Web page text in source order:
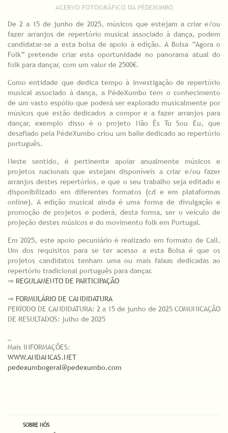
ACERVO FOTOGRÁFICO DA PÉDEXUMBO
De 2 a 15 de junho de 2025, músicos que estejam a criar e/ou
fazer arranjos de repertório musical associado à dança, podem
candidatar-se a esta bolsa de apoio à edição. A Bolsa “Agora o
Folk” pretende criar esta oportunidade no panorama atual do
folk para dançar, com um valor de 2500€.
Como entidade que dedica tempo à investigação de repertório
musical associado à dança, a PédeXumbo tem o conhecimento
de um vasto espólio que poderá ser explorado musicalmente por
músicos que estão dedicados a compor e a fazer arranjos para
dançar, exemplo disso é o projeto Não És Tu Sou Eu, que
desafiado pela PédeXumbo criou um baile dedicado ao repertório
português.
Neste sentido, é pertinente apoiar anualmente músicos e
projetos nacionais que estejam disponíveis a criar e/ou fazer
arranjos destes repertórios, e que o seu trabalho seja editado e
disponibilizado em diferentes formatos (cd e em plataformas
online). A edição musical ainda é uma forma de divulgação e
promoção de projetos e poderá, desta forma, ser o veículo de
projeção destes músicos e do movimento folk em Portugal.
Em 2025, este apoio pecuniário é realizado em formato de Call.
Um dos requisitos para se ter acesso a esta Bolsa é que os
projetos candidatos tenham uma ou mais faixas dedicadas ao
repertório tradicional português para dançar.
⇒ REGULAMENTO DE PARTICIPAÇÃO
⇒ FORMULÁRIO DE CANDIDATURA
PERÍODO DE CANDIDATURA: 2 a 15 de junho de 2025 COMUNICAÇÃO
DE RESULTADOS: julho de 2025
Mais INFORMAÇÕES:
WWW.ANDANCAS.NET
pedexumbogeral@pedexumbo.com
SOBRE NÓS